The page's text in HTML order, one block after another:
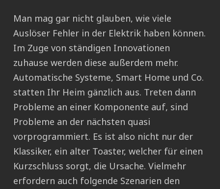
Man mag gar nicht glauben, wie viele
Auslöser Fehler in der Elektrik haben können.
Im Zuge von ständigen Innovationen
zuhause werden diese außerdem mehr.
Automatische Systeme, Smart Home und Co.
statten Ihr Heim gänzlich aus. Treten dann
Probleme an einer Komponente auf, sind
Probleme an der nächsten quasi
vorprogrammiert. Es ist also nicht nur der
Klassiker, ein alter Toaster, welcher für einen
Kurzschluss sorgt, die Ursache. Vielmehr
erfordern auch folgende Szenarien den